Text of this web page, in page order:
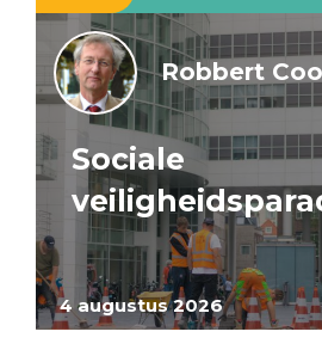
4 augustus 2026
Robbert
Sociale